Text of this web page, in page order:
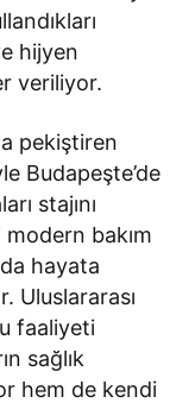
hijyen
veriliyor.
pekiştiren
Budapeşte’de
stajını
modern bakım
hayata
Uluslararası
faaliyeti
sağlık
hem de kendi